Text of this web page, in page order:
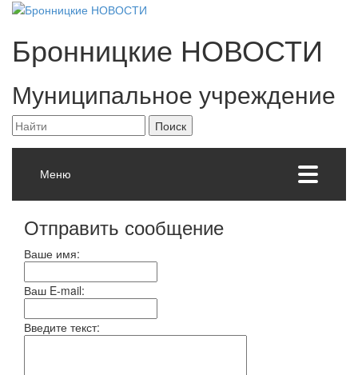
Бронницкие НОВОСТИ
Муниципальное учреждение
Меню
Отправить сообщение
Ваше имя:
Ваш E-mail:
Введите текст: